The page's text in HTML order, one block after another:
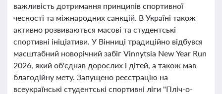
важливість дотримання принципів спортивної
чесності та міжнародних санкцій. В Україні також
активно розвиваються масові та студентські
спортивні ініціативи. У Вінниці традиційно відбувся
масштабний новорічний забіг Vinnytsia New Year Run
2026, який об'єднав дорослих і дітей, а також мав
благодійну мету. Запущено реєстрацію на
всеукраїнські студентські спортивні ліги "Пліч-о-